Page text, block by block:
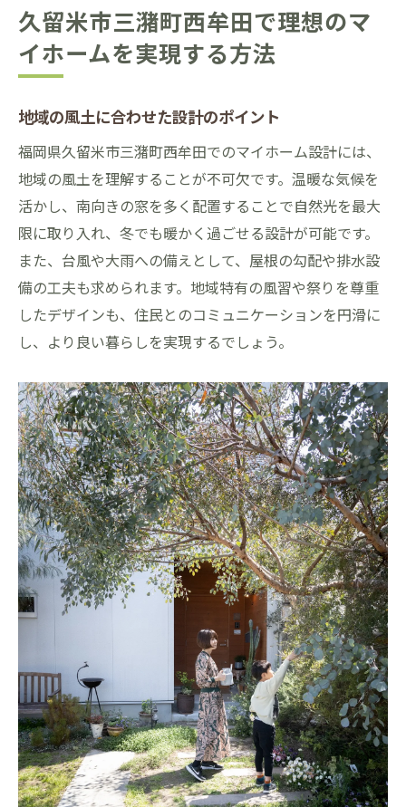
久留米市三潴町西牟田で理想のマ
イホームを実現する方法
地域の風土に合わせた設計のポイント
福岡県久留米市三潴町西牟田でのマイホーム設計には、
地域の風土を理解することが不可欠です。温暖な気候を
活かし、南向きの窓を多く配置することで自然光を最大
限に取り入れ、冬でも暖かく過ごせる設計が可能です。
また、台風や大雨への備えとして、屋根の勾配や排水設
備の工夫も求められます。地域特有の風習や祭りを尊重
したデザインも、住民とのコミュニケーションを円滑に
し、より良い暮らしを実現するでしょう。